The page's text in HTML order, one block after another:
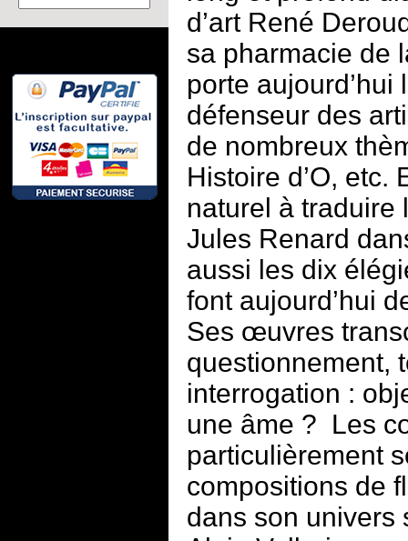
d’art René
sa pharmacie de
porte
défenseur des
de nombreux
Histoire d’O,
naturel à traduire
Jules Renard
aussi les dix
font aujourd’hui
Ses œuvres
questionnement,
interrogation :
une âme ? Les
particulièrement
compositions de
dans son univers